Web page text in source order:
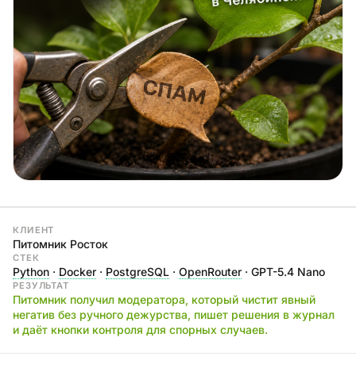
КЛИЕНТ
Питомник Росток
СТЕК
Python · Docker · PostgreSQL · OpenRouter · GPT-5.4 Nano
РЕЗУЛЬТАТ
Питомник получил модератора, который чистит явный
негатив без ручного дежурства, пишет решения в журнал
и даёт кнопки контроля для спорных случаев.